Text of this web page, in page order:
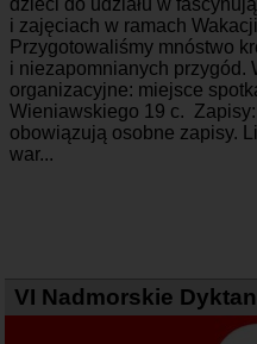
dzieci do udziału w
i zajęciach w ramach
Przygotowaliśmy mnóstwo
i niezapomnianych przygód.
organizacyjne: miejsce
Wieniawskiego 19 c.
obowiązują osobne zapisy.
war...
VI Nadmorskie